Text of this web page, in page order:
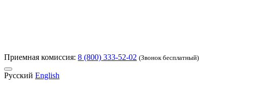
Приемная комиссия: 8 (800) 333-52-02 (Звонок бесплатный)
Русский English